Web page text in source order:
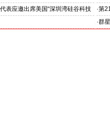
表应邀出席美国“深圳湾硅谷科技
·第
·群